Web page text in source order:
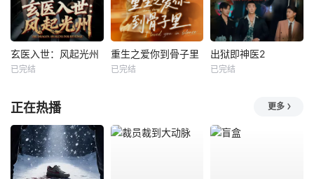
玄医入世：风起光州
已完结
重生之爱你到骨子里
已完结
出狱即神医2
已完结
正在热播 更多